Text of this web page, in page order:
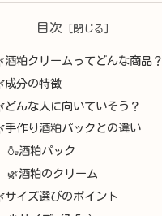
目次
酒粕クリームってどんな商品？
成分の特徴
どんな人に向いていそう？
手作り酒粕パックとの違い
🍶酒粕パック
🌿酒粕のクリーム
サイズ選びのポイント